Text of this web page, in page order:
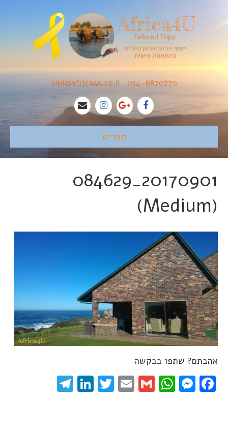
054-6870770
•
ami@africa4u.co.il
תפריט
20170901_084629
(Medium)
אהבתם? שתפו בבקשה
Facebook
Messenger
WhatsApp
Gmail
Email
Twitter
LinkedIn